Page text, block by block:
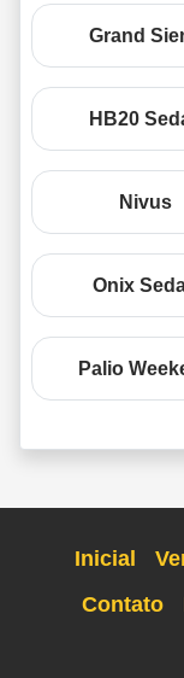
Grand
HB20
Nivus
Onix
Palio
Inicial
Contato